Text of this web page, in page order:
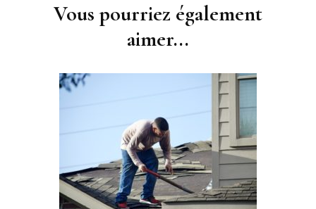
Vous pourriez également
aimer...